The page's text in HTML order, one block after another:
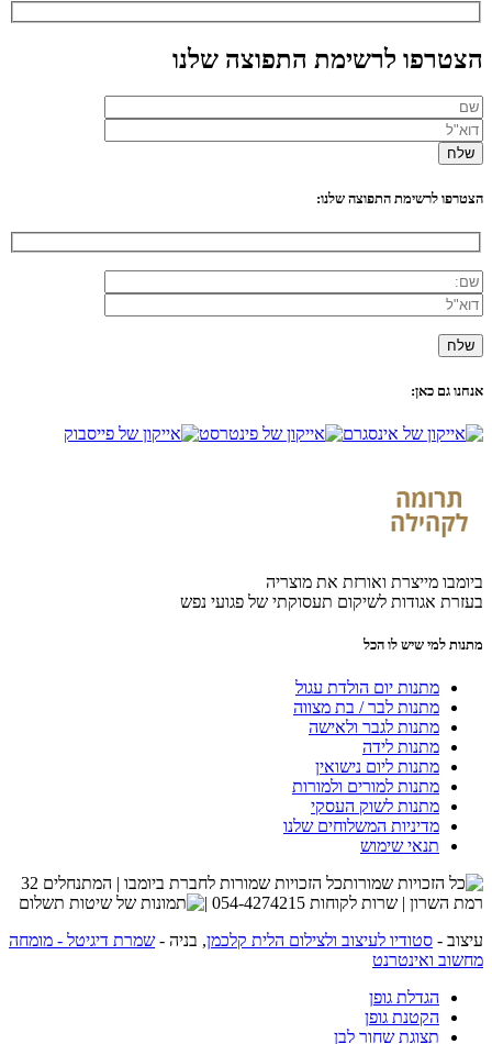
הצטרפו לרשימת התפוצה שלנו
הצטרפו לרשימת התפוצה שלנו:
אנחנו גם כאן:
ביומבו מייצרת ואורזת את מוצריה
בעזרת אגודות לשיקום תעסוקתי של פגועי נפש
מתנות למי שיש לו הכל
מתנות יום הולדת עגול
מתנות לבר / בת מצווה
מתנות לגבר ולאישה
מתנות לידה
מתנות ליום נישואין
מתנות למורים ולמורות
מתנות לשוק העסקי
מדיניות המשלוחים שלנו
תנאי שימוש
כל הזכויות שמורות לחברת ביומבו | המתנחלים 32
רמת השרון | שרות לקוחות 054-4274215 |
עיצוב - סטודיו לעיצוב ולצילום הלית קלכמן, בניה - שמרת דיגיטל - מומחה
מחשוב ואינטרנט
הגדלת גופן
הקטנת גופן
תצוגת שחור לבן